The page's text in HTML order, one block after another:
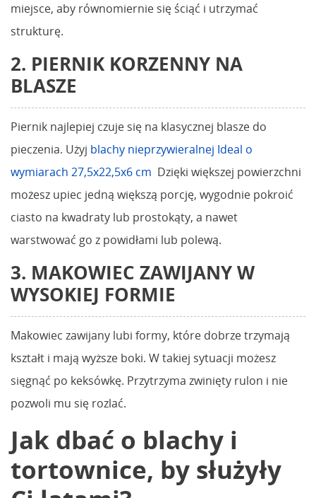
miejsce, aby równomiernie się ściąć i utrzymać
strukturę.
2. PIERNIK KORZENNY NA
BLASZE
Piernik najlepiej czuje się na klasycznej blasze do
pieczenia. Użyj blachy nieprzywieralnej Ideal o
wymiarach 27,5x22,5x6 cm Dzięki większej powierzchni
możesz upiec jedną większą porcję, wygodnie pokroić
ciasto na kwadraty lub prostokąty, a nawet
warstwować go z powidłami lub polewą.
3. MAKOWIEC ZAWIJANY W
WYSOKIEJ FORMIE
Makowiec zawijany lubi formy, które dobrze trzymają
kształt i mają wyższe boki. W takiej sytuacji możesz
sięgnąć po keksówkę. Przytrzyma zwinięty rulon i nie
pozwoli mu się rozlać.
Jak dbać o blachy i
tortownice, by służyły